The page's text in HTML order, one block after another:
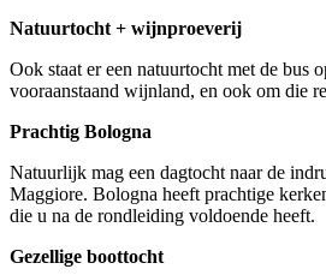
Natuurtocht + wijnproeverij
Ook staat er een natuurtocht met de bus
vooraanstaand wijnland, en ook om die
Prachtig Bologna
Natuurlijk mag een dagtocht naar de
Maggiore. Bologna heeft prachtige
die u na de rondleiding voldoende heeft.
Gezellige boottocht